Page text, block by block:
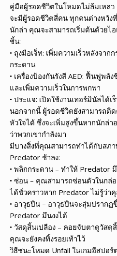
คู่มือผู้รอดชีวิตในโหมดไม่ล้มเหลว
จะมีผู้รอดชีวิตสี่คน ทุกคนต่างหวั
นักล่า คุณจะสามารถเริ่มต้นด้วยไ
ชิ้น:
• ถุงมือเจ็ท: เพิ่มความเร็วหลังจา
กระดาน
• เครื่องป้องกันรังสี AED: ฟื้นฟูพลั
และเพิ่มความเร็วในการพกพา
• ประแจ: เปิดใช้งานเทอร์มินัลได้เ
นอกจากนี้ ผู้รอดชีวิตยังสามารถติด
หัวใจได้ ซึ่งจะเพิ่มสูงขึ้นหากนักล่
ว่าพวกเขากำลังมา
มีบางสิ่งที่คุณสามารถทำได้กับสภ
Predator ช้าลง:
• พลิกกระดาน – ทำให้ Predator
• ซ่อน – คุณสามารถซ่อนตัวในกล่
ได้ชั่วคราวหาก Predator ไม่รู้ว่
• อาวุธปืน – อาวุธปืนจะสุ่มปรากฏ
Predator มึนงงได้
• วัสดุสิ้นเปลือง – คอยจับตาดูวัส
คุณจะยังคงทิ้งรอยเท้าไว้
วิธีชนะโหมด Unfail ในเกมอีสปอร์